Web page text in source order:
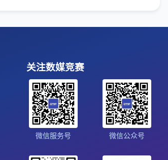
。同时，通过增加工作臂的数量和功能
拓展性，机器人可以满足不同领域、不
的多样化生产需求。 我们的设计有
个创新点 1.优化了可以平衡吸附力和
活性的磁体排布方案； 2.在不同橡胶
，分析金属壁面受到永磁体吸附单元的
关注数媒竞赛
微信服务号 微信公众号